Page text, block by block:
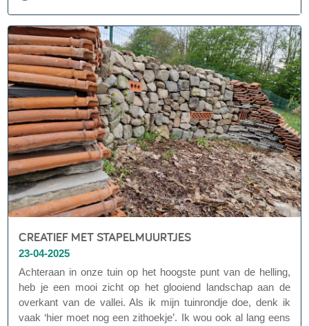
CREATIEF MET STAPELMUURTJES
23-04-2025
Achteraan in onze tuin op het hoogste punt van de helling,
heb je een mooi zicht op het glooiend landschap aan de
overkant van de vallei. Als ik mijn tuinrondje doe, denk ik
vaak ‘hier moet nog een zithoekje’. Ik wou ook al lang eens